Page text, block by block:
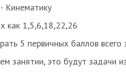
Кинематику
как 1,5,6,18,22,26
5 первичных баллов всего
занятии, это будут задачи